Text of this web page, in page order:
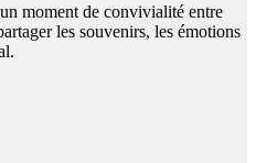
moment de convivialité entre
les souvenirs, les émotions